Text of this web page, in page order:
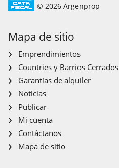
© 2026 Argenprop
Mapa de sitio
Emprendimientos
Countries y Barrios Cerrados
Garantías de alquiler
Noticias
Publicar
Mi cuenta
Contáctanos
Mapa de sitio